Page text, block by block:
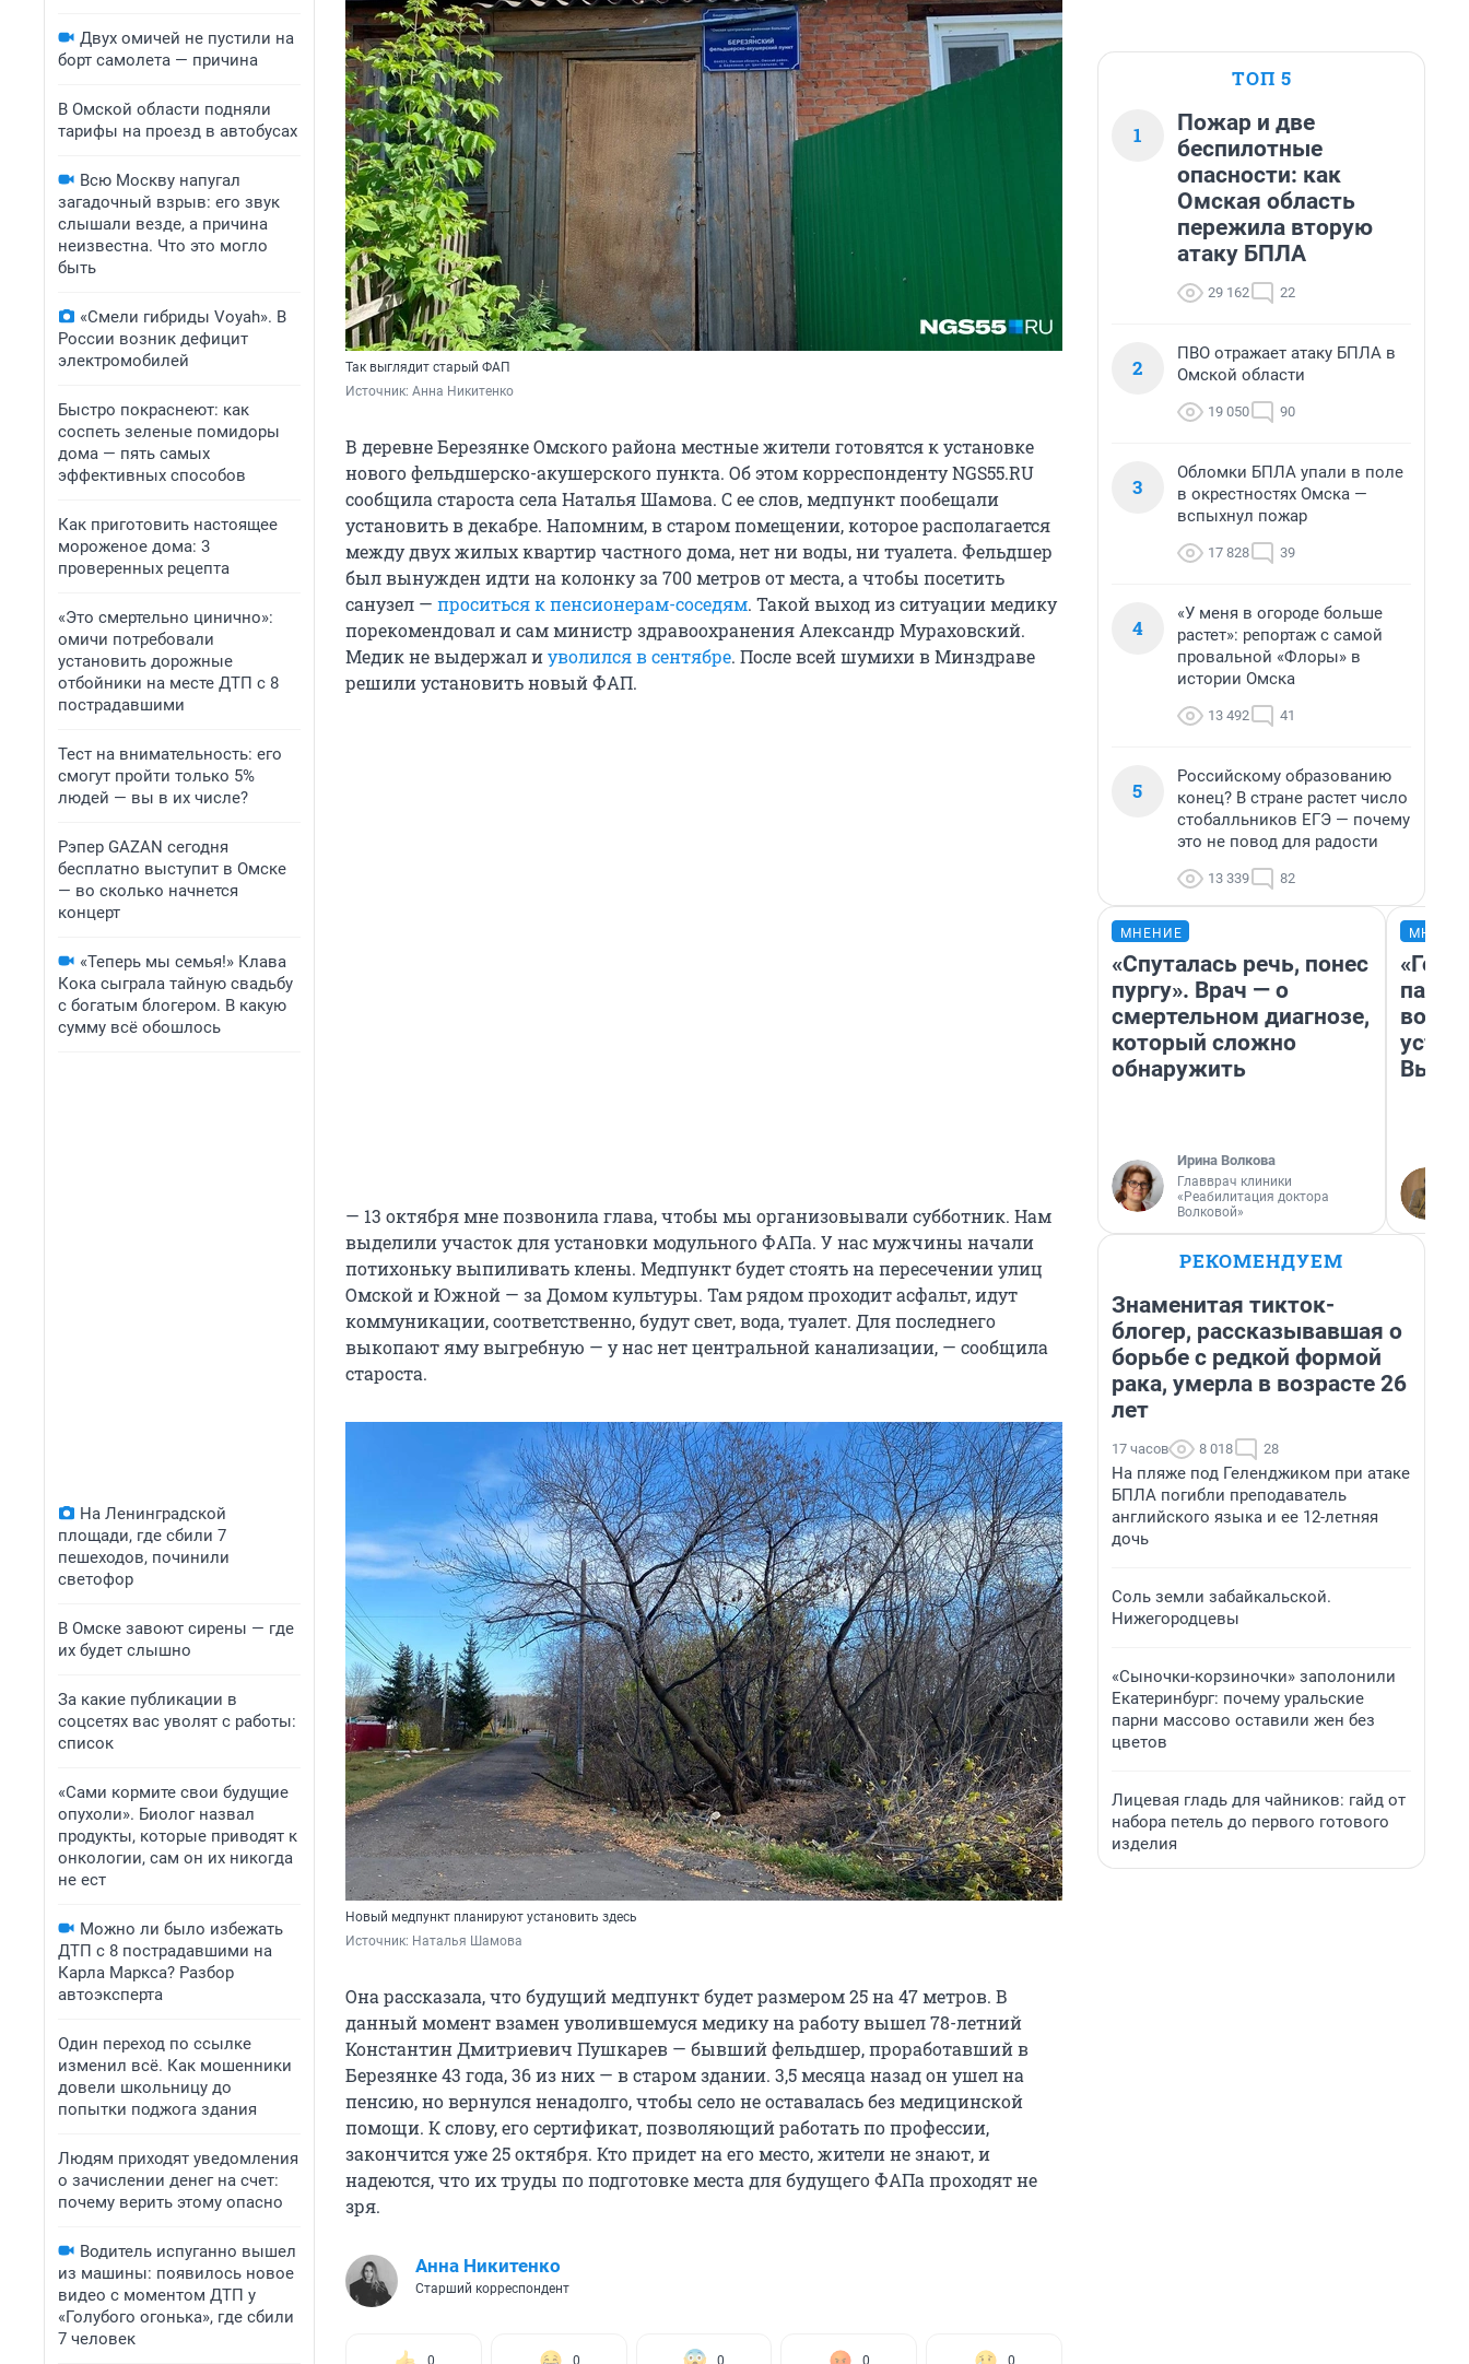
Двух омичей не пустили на
борт самолета — причина
В Омской области подняли
тарифы на проезд в автобусах
Всю Москву напугал
загадочный взрыв: его звук
слышали везде, а причина
неизвестна. Что это могло
быть
«Смели гибриды Voyah». В
России возник дефицит
электромобилей
Быстро покраснеют: как
соспеть зеленые помидоры
дома — пять самых
эффективных способов
Как приготовить настоящее
мороженое дома: 3
проверенных рецепта
«Это смертельно цинично»:
омичи потребовали
установить дорожные
отбойники на месте ДТП с 8
пострадавшими
Тест на внимательность: его
смогут пройти только 5%
людей — вы в их числе?
Рэпер GAZAN сегодня
бесплатно выступит в Омске
— во сколько начнется
концерт
«Теперь мы семья!» Клава
Кока сыграла тайную свадьбу
с богатым блогером. В какую
сумму всё обошлось
На Ленинградской
площади, где сбили 7
пешеходов, починили
светофор
В Омске завоют сирены — где
их будет слышно
За какие публикации в
соцсетях вас уволят с работы:
список
«Сами кормите свои будущие
опухоли». Биолог назвал
продукты, которые приводят к
онкологии, сам он их никогда
не ест
Можно ли было избежать
ДТП с 8 пострадавшими на
Карла Маркса? Разбор
автоэксперта
Один переход по ссылке
изменил всё. Как мошенники
довели школьницу до
попытки поджога здания
Людям приходят уведомления
о зачислении денег на счет:
почему верить этому опасно
Водитель испуганно вышел
из машины: появилось новое
видео с моментом ДТП у
«Голубого огонька», где сбили
7 человек
Так выглядит старый ФАП
Источник: Анна Никитенко
В деревне Березянке Омского района местные жители готовятся к установке
нового фельдшерско-акушерского пункта. Об этом корреспонденту NGS55.RU
сообщила cтароста села Наталья Шамова. С ее слов, медпункт пообещали
установить в декабре. Напомним, в старом помещении, которое располагается
между двух жилых квартир частного дома, нет ни воды, ни туалета. Фельдшер
был вынужден идти на колонку за 700 метров от места, а чтобы посетить
санузел — проситься к пенсионерам-соседям. Такой выход из ситуации медику
порекомендовал и сам министр здравоохранения Александр Мураховский.
Медик не выдержал иуволился в сентябре. После всей шумихи в Минздраве
решили установить новый ФАП.
— 13 октября мне позвонила глава, чтобы мы организовывали субботник. Нам
выделили участок для установки модульного ФАПа. У нас мужчины начали
потихоньку выпиливать клены. Медпункт будет стоять на пересечении улиц
Омской и Южной — за Домом культуры. Там рядом проходит асфальт, идут
коммуникации, соответственно, будут свет, вода, туалет. Для последнего
выкопают яму выгребную — у нас нет центральной канализации, — сообщила
староста.
Новый медпункт планируют установить здесь
Источник: Наталья Шамова
Она рассказала, что будущий медпункт будет размером 25 на 47 метров. В
данный момент взамен уволившемуся медику на работу вышел 78-летний
Константин Дмитриевич Пушкарев — бывший фельдшер, проработавший в
Березянке 43 года, 36 из них — в старом здании. 3,5 месяца назад он ушел на
пенсию, но вернулся ненадолго, чтобы село не оставалась без медицинской
помощи. К слову, его сертификат, позволяющий работать по профессии,
закончится уже 25 октября. Кто придет на его место, жители не знают, и
надеются, что их труды по подготовке места для будущего ФАПа проходят не
зря.
Анна Никитенко
Старший корреспондент
0 0 0 0 0
ТОП 5
1
Пожар и две
беспилотные
опасности: как
Омская область
пережила вторую
атаку БПЛА
29 162 22
2
ПВО отражает атаку БПЛА в
Омской области
19 050 90
3
Обломки БПЛА упали в поле
в окрестностях Омска —
вспыхнул пожар
17 828 39
4
«У меня в огороде больше
растет»: репортаж с самой
провальной «Флоры» в
истории Омска
13 492 41
5
Российскому образованию
конец? В стране растет число
стобалльников ЕГЭ — почему
это не повод для радости
13 339 82
МНЕНИЕ
«Спуталась речь, понес
пургу». Врач — о
смертельном диагнозе,
который сложно
обнаружить
Ирина Волкова
Главврач клиники
«Реабилитация доктора
Волковой»
РЕКОМЕНДУЕМ
Знаменитая тикток-
блогер, рассказывавшая о
борьбе с редкой формой
рака, умерла в возрасте 26
лет
17 часов 8 018 28
На пляже под Геленджиком при атаке
БПЛА погибли преподаватель
английского языка и ее 12-летняя
дочь
Соль земли забайкальской.
Нижегородцевы
«Сыночки-корзиночки» заполонили
Екатеринбург: почему уральские
парни массово оставили жен без
цветов
Лицевая гладь для чайников: гайд от
набора петель до первого готового
изделия